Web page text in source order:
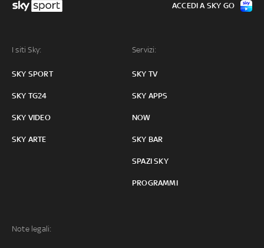
I siti Sky:
SKY SPORT
SKY TG24
SKY VIDEO
SKY ARTE
Servizi:
SKY TV
SKY APPS
NOW
SKY BAR
SPAZI SKY
PROGRAMMI
Note legali:
ACCEDI A SKY GO